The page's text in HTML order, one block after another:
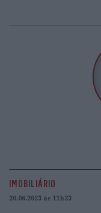
IMOBILIÁRIO
20.06.2023 às 11h23